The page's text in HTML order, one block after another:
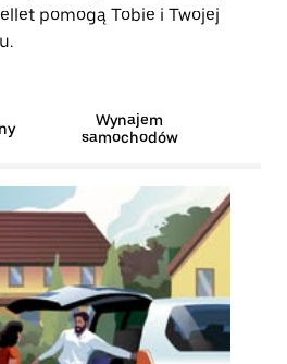
pomogą Tobie i Twojej
Wynajem
samochodów